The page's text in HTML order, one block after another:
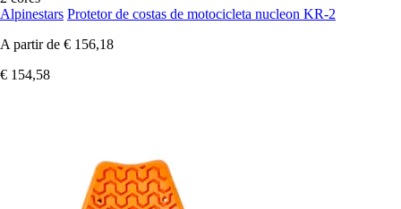
Alpinestars Protetor de costas de motocicleta nucleon KR-2
A partir de € 156,18
€ 154,58